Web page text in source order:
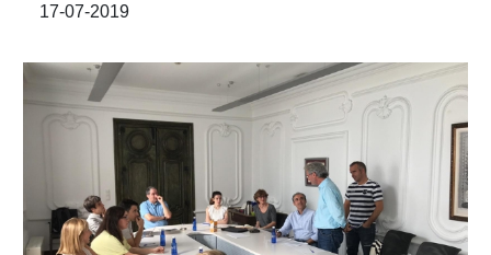
17-07-2019